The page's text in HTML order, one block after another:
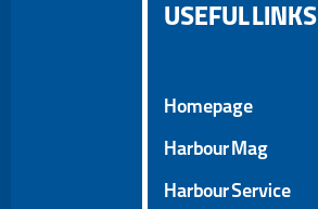
USEFUL LINKS
Homepage
Harbour Mag
Harbour Service